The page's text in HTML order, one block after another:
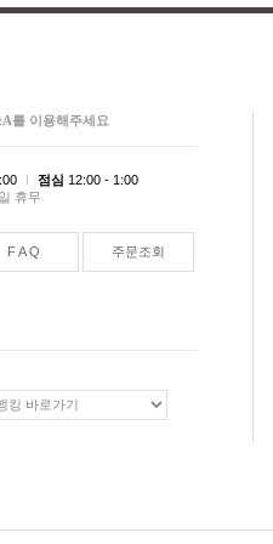
를 이용해주세요
점심 12:00 - 1:00
휴무
F A Q 주문조회